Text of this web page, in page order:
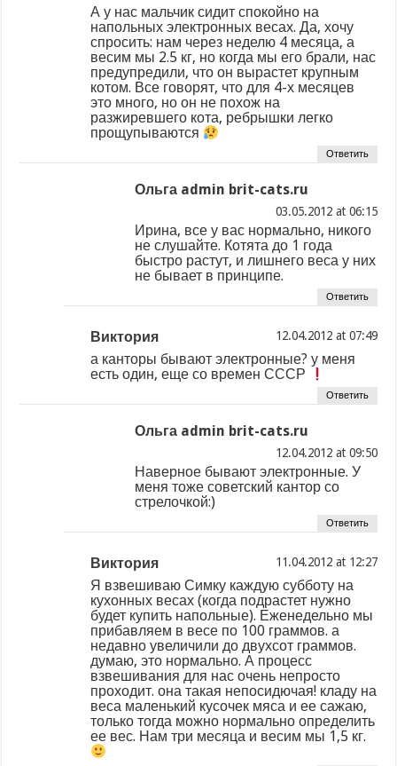
А у нас мальчик сидит спокойно на
напольных электронных весах. Да, хочу
спросить: нам через неделю 4 месяца, а
весим мы 2.5 кг, но когда мы его брали, нас
предупредили, что он вырастет крупным
котом. Все говорят, что для 4-х месяцев
это много, но он не похож на
разжиревшего кота, ребрышки легко
прощупываются
Ответить
Ольга admin brit-cats.ru
at
Ирина, все у вас нормально, никого
не слушайте. Котята до 1 года
быстро растут, и лишнего веса у них
не бывает в принципе.
Ответить
Виктория at
а канторы бывают электронные? у меня
есть один, еще со времен СССР
Ответить
Ольга admin brit-cats.ru
at
Наверное бывают электронные. У
меня тоже советский кантор со
стрелочкой:)
Ответить
Виктория at
Я взвешиваю Симку каждую субботу на
кухонных весах (когда подрастет нужно
будет купить напольные). Еженедельно мы
прибавляем в весе по 100 граммов. а
недавно увеличили до двухсот граммов.
думаю, это нормально. А процесс
взвешивания для нас очень непросто
проходит. она такая непосидючая! кладу на
веса маленький кусочек мяса и ее сажаю,
только тогда можно нормально определить
ее вес. Нам три месяца и весим мы 1,5 кг.